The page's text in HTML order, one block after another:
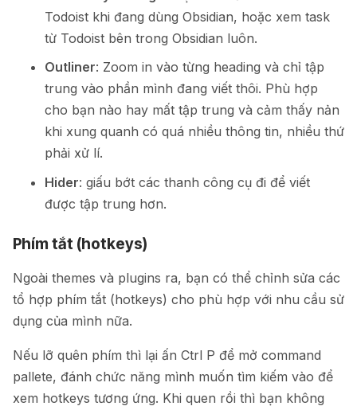
Todoist khi đang dùng Obsidian, hoặc xem task
từ Todoist bên trong Obsidian luôn.
Outliner: Zoom in vào từng heading và chỉ tập
trung vào phần mình đang viết thôi. Phù hợp
cho bạn nào hay mất tập trung và cảm thấy nản
khi xung quanh có quá nhiều thông tin, nhiều thứ
phải xử lí.
Hider: giấu bớt các thanh công cụ đi để viết
được tập trung hơn.
Phím tắt (hotkeys)
Ngoài themes và plugins ra, bạn có thể chỉnh sửa các
tổ hợp phím tắt (hotkeys) cho phù hợp với nhu cầu sử
dụng của mình nữa.
Nếu lỡ quên phím thì lại ấn Ctrl P để mở command
pallete, đánh chức năng mình muốn tìm kiếm vào để
xem hotkeys tương ứng. Khi quen rồi thì bạn không